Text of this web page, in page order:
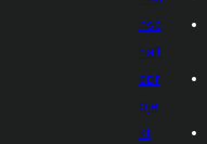
nsc
haft
spr
oje
kt